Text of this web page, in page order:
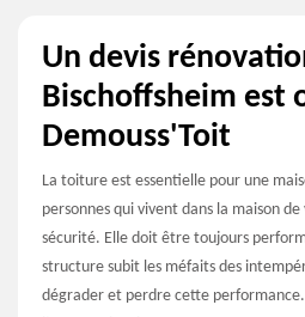
Un devis
Bischoffsheim est
Demouss'Toit
La toiture est essentielle pour une
personnes qui vivent dans la maison
sécurité. Elle doit être toujours
structure subit les méfaits des
dégrader et perdre cette